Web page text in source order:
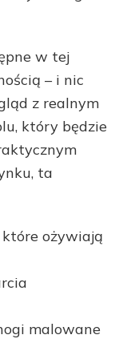
w tej
– i nic
z realnym
który będzie
ta
ożywiają
malowane